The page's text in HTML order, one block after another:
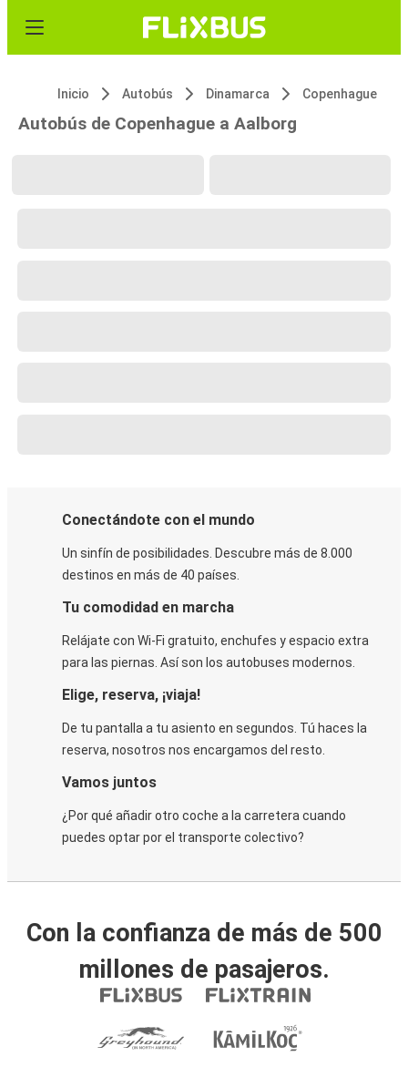
Inicio Autobús Dinamarca Copenhague
Autobús de Copenhague a Aalborg
Conectándote con el mundo
Un sinfín de posibilidades. Descubre más de 8.000
destinos en más de 40 países.
Tu comodidad en marcha
Relájate con Wi-Fi gratuito, enchufes y espacio extra
para las piernas. Así son los autobuses modernos.
Elige, reserva, ¡viaja!
De tu pantalla a tu asiento en segundos. Tú haces la
reserva, nosotros nos encargamos del resto.
Vamos juntos
¿Por qué añadir otro coche a la carretera cuando
puedes optar por el transporte colectivo?
Con la confianza de más de 500
millones de pasajeros.